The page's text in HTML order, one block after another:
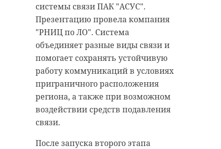
системы связи ПАК "АСУС".
Презентацию провела компания
"РНИЦ по ЛО". Система
объединяет разные виды связи и
помогает сохранять устойчивую
работу коммуникаций в условиях
приграничного расположения
региона, а также при возможном
воздействии средств подавления
связи.
После запуска второго этапа